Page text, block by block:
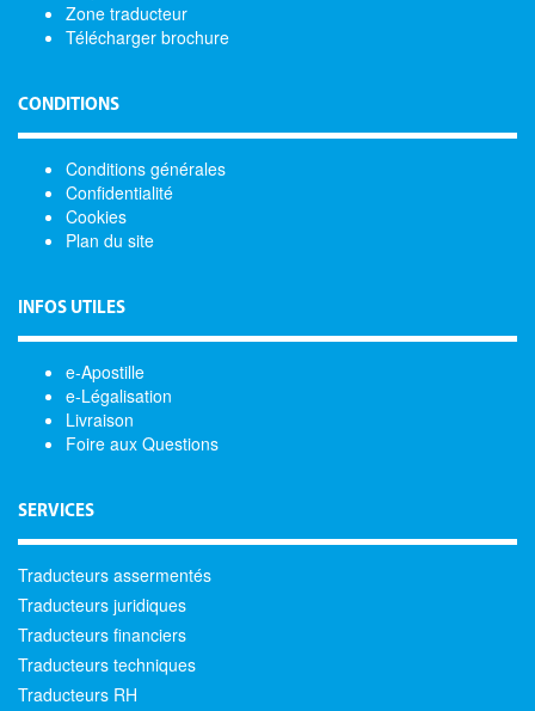
Zone traducteur
Télécharger brochure
CONDITIONS
Conditions générales
Confidentialité
Cookies
Plan du site
INFOS UTILES
e-Apostille
e-Légalisation
Livraison
Foire aux Questions
SERVICES
Traducteurs assermentés
Traducteurs juridiques
Traducteurs financiers
Traducteurs techniques
Traducteurs RH